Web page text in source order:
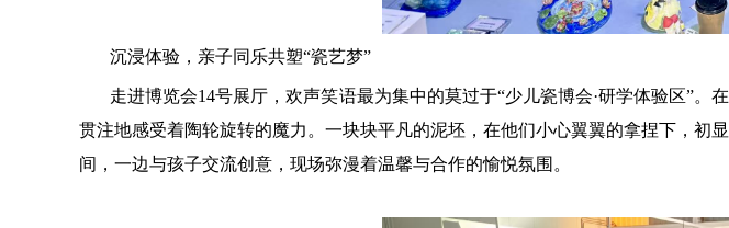
沉浸体验，亲子同乐共塑“瓷艺梦”
走进博览会14号展厅，欢声笑语最为集中的莫过于“少儿瓷博会·研学体验区”
贯注地感受着陶轮旋转的魔力。一块块平凡的泥坯，在他们小心翼翼的拿捏下，
间，一边与孩子交流创意，现场弥漫着温馨与合作的愉悦氛围。